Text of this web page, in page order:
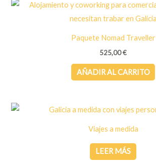
Paquete Nomad Traveller
525,00€
AÑADIR AL CARRITO
Viajes a medida
LEER MÁS